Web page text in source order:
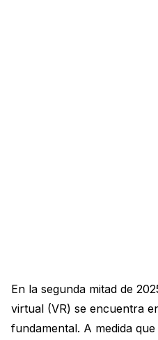
En la segunda mitad de
virtual (VR) se encuentra
fundamental. A medida